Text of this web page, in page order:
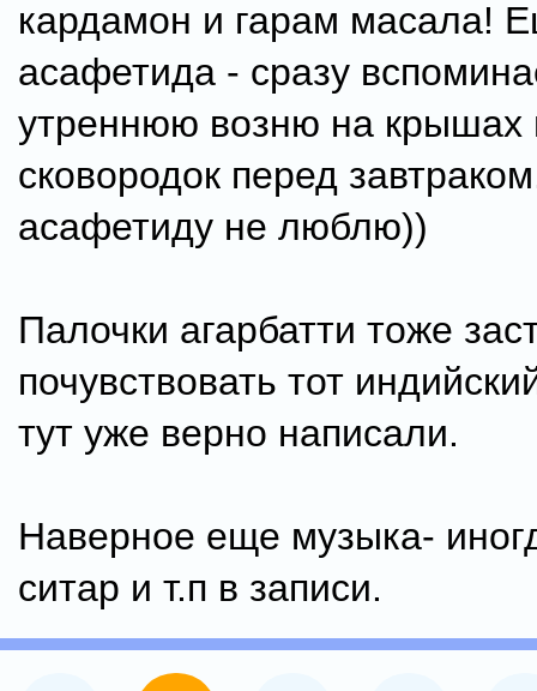
кардамон и гарам масала!
асафетида - сразу
утреннюю возню на крышах
сковородок перед
асафетиду не люблю))
Палочки агарбатти тоже
почувствовать тот
тут уже верно написали.
Наверное еще музыка-
ситар и т.п в записи.